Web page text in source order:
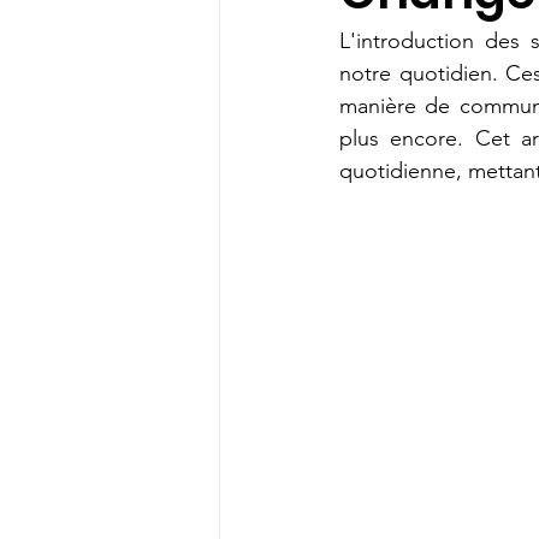
L'introduction des
notre quotidien.
manière de
plus encore. Cet
quotidienne,